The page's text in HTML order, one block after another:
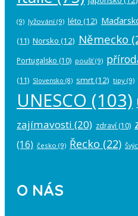
(9) lyžování (9) léto (12)
(11) Norsko (12) Německo
Portugalsko (10) poušť(9)
(11) Slovensko (8) smrt(12) tipy (9)
UNESCO (103)
zajímavosti (20) zdraví (10)
(16) česko (9) Řecko (22)
O NÁS